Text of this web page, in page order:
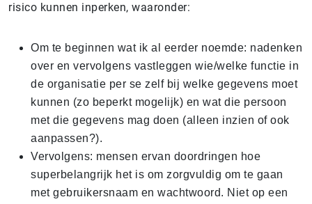
risico kunnen inperken, waaronder:
Om te beginnen wat ik al eerder noemde: nadenken
over en vervolgens vastleggen wie/welke functie in
de organisatie per se zelf bij welke gegevens moet
kunnen (zo beperkt mogelijk) en wat die persoon
met die gegevens mag doen (alleen inzien of ook
aanpassen?).
Vervolgens: mensen ervan doordringen hoe
superbelangrijk het is om zorgvuldig om te gaan
met gebruikersnaam en wachtwoord. Niet op een